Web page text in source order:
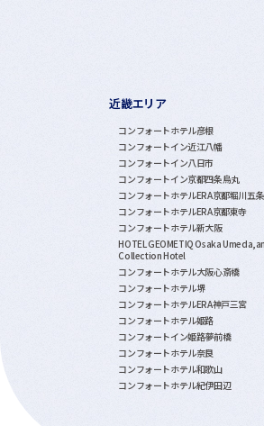
近畿エリア
コンフォートホテル彦根
コンフォートイン近江八幡
コンフォートイン八日市
コンフォートイン京都四条烏丸
コンフォートホテルERA京都堀川五条
コンフォートホテルERA京都東寺
コンフォートホテル新大阪
HOTEL GEOMETIQ Osaka
Collection Hotel
コンフォートホテル大阪心斎橋
コンフォートホテル堺
コンフォートホテルERA神戸三宮
コンフォートホテル姫路
コンフォートイン姫路夢前橋
コンフォートホテル奈良
コンフォートホテル和歌山
コンフォートホテル紀伊田辺